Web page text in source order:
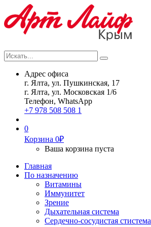
Search
Адрес офиса
г. Ялта, ул. Пушкинская, 17
г. Ялта, ул. Московская 1/6
Телефон, WhatsApp
+7 978 508 508 1
0
Корзина 0₽
Ваша корзина пуста
Главная
По назначению
Витамины
Иммунитет
Зрение
Дыхательная система
Сердечно-сосудистая стистема